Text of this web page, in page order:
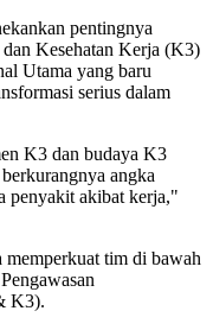
pentingnya
dan Kesehatan Kerja (K3)
Utama yang baru
serius dalam
K3 dan budaya K3
angka
penyakit akibat kerja,"
memperkuat tim di bawah
K3).